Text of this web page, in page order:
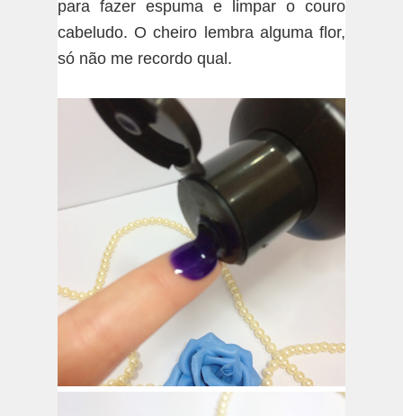
para fazer espuma e limpar o couro
cabeludo. O cheiro lembra alguma flor,
só não me recordo qual.